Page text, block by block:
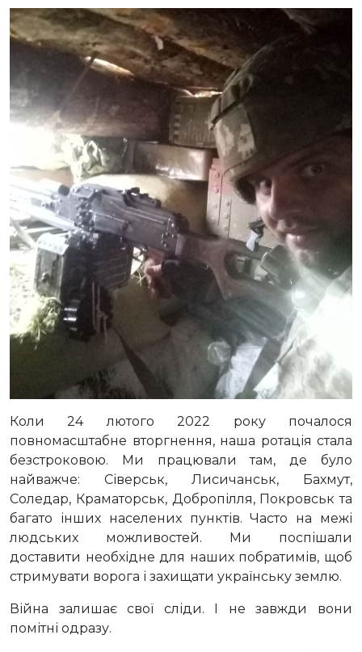
Коли 24 лютого 2022 року почалося
повномасштабне вторгнення, наша ротація стала
безстроковою. Ми працювали там, де було
найважче: Сіверськ, Лисичанськ, Бахмут,
Соледар, Краматорськ, Добропілля, Покровськ та
багато інших населених пунктів. Часто на межі
людських можливостей. Ми поспішали
доставити необхідне для наших побратимів, щоб
стримувати ворога і захищати українську землю.
Війна залишає свої сліди. І не завжди вони
помітні одразу.